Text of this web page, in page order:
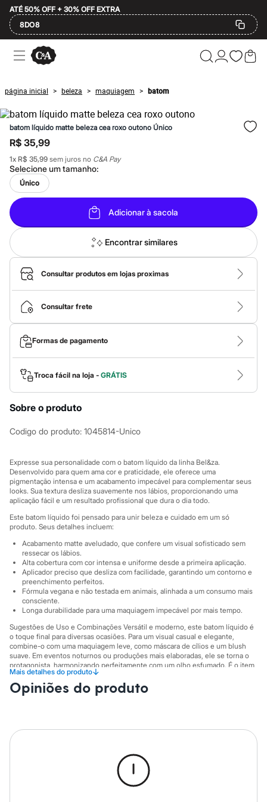
ATÉ 50% OFF + 30% OFF EXTRA
8DO8
Ofertas
Compre por Departamento
Masculino
Infantil
Calçados
Mindse7
Plus Size
Até 20% off
Até 40% off
Até 60% off
A partir de 60% off
Feminino
Em alta
Inverno
Alfaiataria
Novidades
Roupas
Blusas e Camisetas
Básicos
Calças
Casacos e Jaquetas
Jeans
Macacões
Saias
Shorts e Bermudas
Vestidos
Acessórios
Bolsas
Bonés e Chapéus
Bijoux
Cintos
Relógios
Botas
Sandálias
Sapatilhas
Tênis
Marcas
City
Clock House
Mindset
Sawary
Yessica
Moda esportiva
Acessórios
Blusas
Calçados
Leggings
Shorts e Bermudas
Tops
Moda íntima
Calcinhas
Cintas e Modeladores
Meias
Pijamas
Sutiãs e Tops
Moda praia
Saídas de praia
Personagens
página inicial > beleza > maquiagem > batom
batom líquido matte beleza cea roxo outono Único
R$ 35,99
1x R$ 35,99 sem juros no C&A Pay
Selecione umtamanho:
Único
Adicionar à sacola
Encontrar similares
Consultar produtos em lojas proximas
Consultar frete
Formas de pagamento
Troca fácil na loja - GRÁTIS
Sobre o produto
Codigo do produto: 1045814-Unico
Expresse sua personalidade com o batom líquido da linha Bel&za.
Desenvolvido para quem ama cor e praticidade, ele oferece uma
pigmentação intensa e um acabamento impecável para complementar seus
looks. Sua textura desliza suavemente nos lábios, proporcionando uma
aplicação fácil e um resultado profissional que dura o dia todo.
Este batom líquido foi pensado para unir beleza e cuidado em um só
produto. Seus detalhes incluem:
Acabamento matte aveludado, que confere um visual sofisticado sem
ressecar os lábios.
Alta cobertura com cor intensa e uniforme desde a primeira aplicação.
Aplicador preciso que desliza com facilidade, garantindo um contorno e
preenchimento perfeitos.
Fórmula vegana e não testada em animais, alinhada a um consumo mais
consciente.
Longa durabilidade para uma maquiagem impecável por mais tempo.
Sugestões de Uso e Combinações Versátil e moderno, este batom líquido é
o toque final para diversas ocasiões. Para um visual casual e elegante,
combine-o com uma maquiagem leve, como máscara de cílios e um blush
suave. Em eventos noturnos ou produções mais elaboradas, ele se torna o
protagonista, harmonizando perfeitamente com um olho esfumado. É o item
de maquiagem ideal para ter sempre na bolsa e transformar seu look a
qualquer momento.
Modo de uso: Usando o aplicador do batom líquido, deslizar o batom do
Precauções de uso: Uso externo. Manter fora do alcance de crianças, em
local arejado, ao abrigo da luz, calor e umidade. Suspenda o uso em caso de
Mais detalhes do produto↓
Opiniões do produto